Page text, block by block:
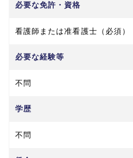
必要な免許・資格
看護師または准看護士（必須）
必要な経験等
不問
学歴
不問